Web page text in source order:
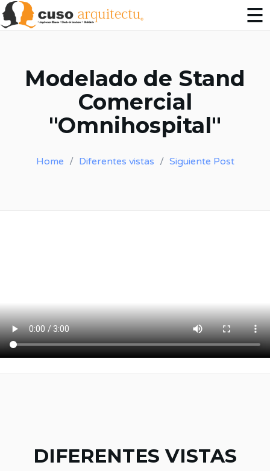
Modelado de Stand
Comercial
"Omnihospital"
Home Diferentes vistas Siguiente Post
DIFERENTES VISTAS